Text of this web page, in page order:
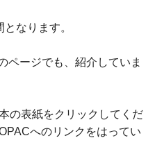
なります。
ージでも、紹介していま
の表紙をクリックしてくだ
へのリンクをはってい